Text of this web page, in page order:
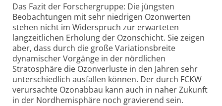
Das Fazit der Forschergruppe: Die jüngsten
Beobachtungen mit sehr niedrigen Ozonwerten
stehen nicht im Widerspruch zur erwarteten
langzeitlichen Erholung der Ozonschicht. Sie zeigen
aber, dass durch die große Variationsbreite
dynamischer Vorgänge in der nördlichen
Stratosphäre die Ozonverluste in den Jahren sehr
unterschiedlich ausfallen können. Der durch FCKW
verursachte Ozonabbau kann auch in naher Zukunft
in der Nordhemisphäre noch gravierend sein.